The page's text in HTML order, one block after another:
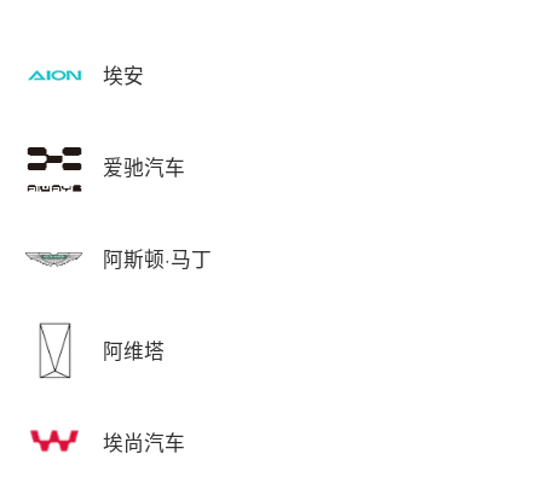
埃安
爱驰汽车
阿斯顿·马丁
阿维塔
埃尚汽车